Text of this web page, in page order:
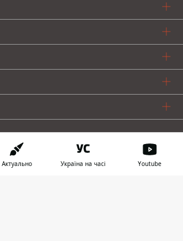
Актуально Україна на часі Youtube